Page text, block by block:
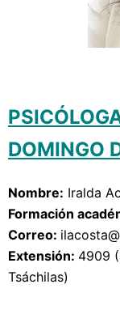
DOMINGO
Nombre: Iralda
Formación
Correo: ilacosta
Extensión: 4909
Tsáchilas)